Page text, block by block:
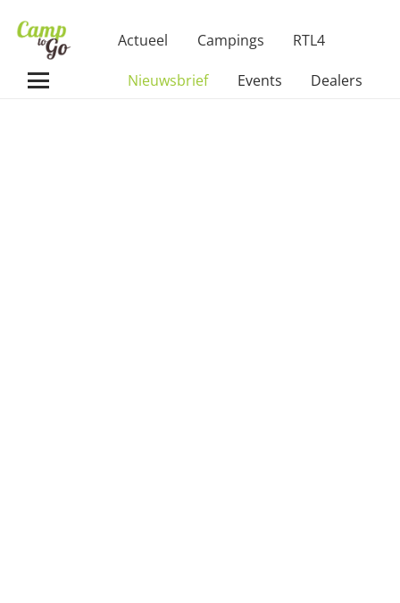
Actueel Campings RTL4
Nieuwsbrief Events Dealers